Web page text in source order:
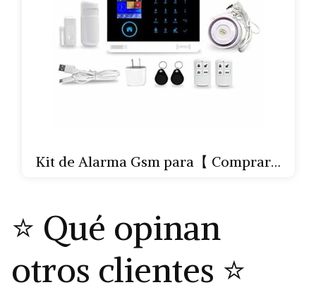
Kit de Alarma Gsm para【 Comprar…
⭐ Qué opinan
otros clientes ⭐